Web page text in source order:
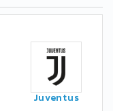
Juventus